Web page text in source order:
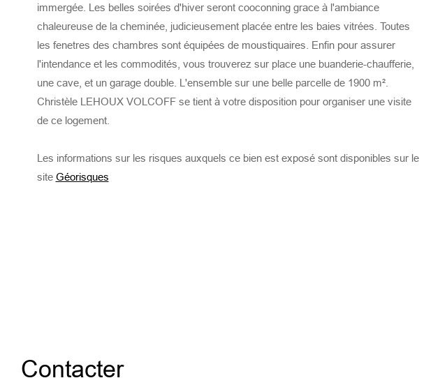
immergée. Les belles soirées d'hiver seront cooconning grace à l'ambiance
chaleureuse de la cheminée, judicieusement placée entre les baies vitrées. Toutes
les fenetres des chambres sont équipées de moustiquaires. Enfin pour assurer
l'intendance et les commodités, vous trouverez sur place une buanderie-chaufferie,
une cave, et un garage double. L'ensemble sur une belle parcelle de 1900 m².
Christèle LEHOUX VOLCOFF se tient à votre disposition pour organiser une visite
de ce logement.
Les informations sur les risques auxquels ce bien est exposé sont disponibles sur le
site Géorisques
Contacter